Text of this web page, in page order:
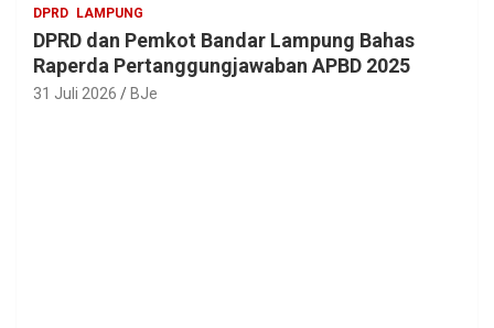
DPRD LAMPUNG
DPRD dan Pemkot Bandar Lampung Bahas
Raperda Pertanggungjawaban APBD 2025
31 Juli 2026 BJe